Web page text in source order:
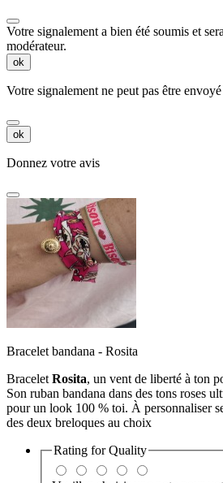
Votre signalement a bien été soumis et
modérateur.
ok
Votre signalement ne peut pas être envoyé
ok
Donnez votre avis
Bracelet bandana - Rosita
Bracelet Rosita, un vent de liberté à ton
Son ruban bandana dans des tons roses
pour un look 100 % toi. À personnaliser
des deux breloques au choix
Rating forQuality